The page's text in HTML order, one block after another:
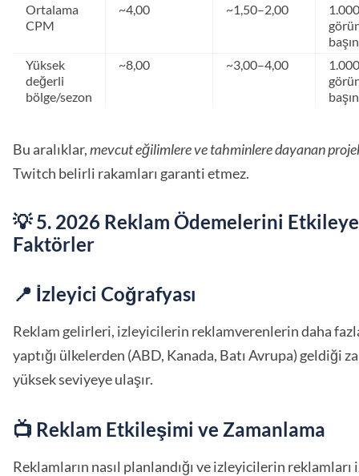
Ortalama
CPM
~4,00 ~1,50–2,00
Yüksek
değerli
bölge/sezon
~8,00 ~3,00–4,00
Bu aralıklar,mevcut eğilimlere ve tahminlere dayanan
Twitch belirli rakamları garanti etmez.
💡 5. 2026 Reklam Ödemelerini
Faktörler
📍 İzleyici Coğrafyası
Reklam gelirleri, izleyicilerin reklamverenlerin daha
yaptığı ülkelerden (ABD, Kanada, Batı Avrupa) geldiği
yüksek seviyeye ulaşır.
📺 Reklam Etkileşimi ve Zamanlama
Reklamların nasıl planlandığı ve izleyicilerin reklamları